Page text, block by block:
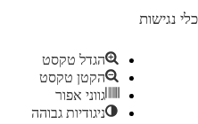
כלי נגישות
הגדל טקסט
הקטן טקסט
גווני אפור
ניגודיות גבוהה